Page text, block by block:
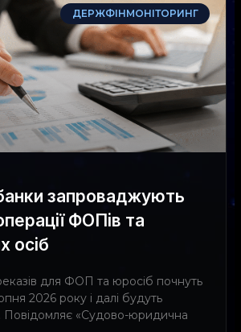
ДЕРЖФІНМОНІТОРИНГ
запроваджують
ФОПів та
осіб
для ФОП та юросіб почнуть
2026 року і далі будуть
Повідомляє «Судово-юридична